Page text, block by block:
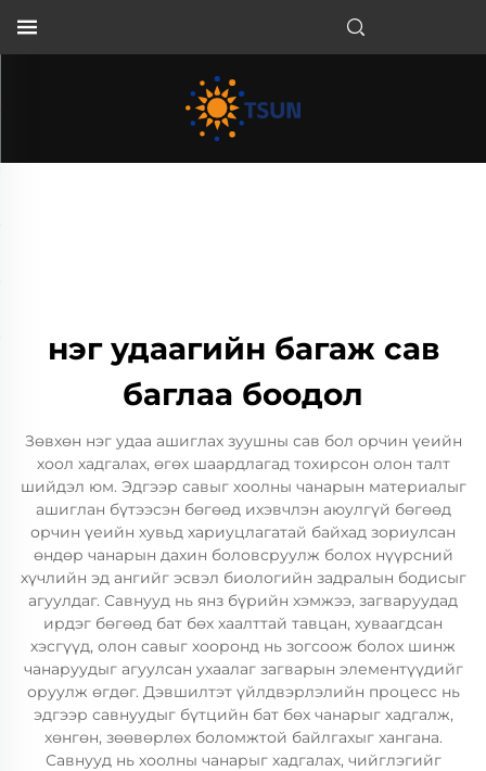
нэг удаагийн багаж сав
баглаа боодол
Зөвхөн нэг удаа ашиглах зуушны сав бол орчин үеийн
хоол хадгалах, өгөх шаардлагад тохирсон олон талт
шийдэл юм. Эдгээр савыг хоолны чанарын материалыг
ашиглан бүтээсэн бөгөөд ихэвчлэн аюулгүй бөгөөд
орчин үеийн хувьд хариуцлагатай байхад зориулсан
өндөр чанарын дахин боловсруулж болох нүүрсний
хүчлийн эд ангийг эсвэл биологийн задралын бодисыг
агуулдаг. Савнууд нь янз бүрийн хэмжээ, загваруудад
ирдэг бөгөөд бат бөх хаалттай тавцан, хуваагдсан
хэсгүүд, олон савыг хооронд нь зогсоож болох шинж
чанаруудыг агуулсан ухаалаг загварын элементүүдийг
оруулж өгдөг. Дэвшилтэт үйлдвэрлэлийн процесс нь
эдгээр савнуудыг бүтцийн бат бөх чанарыг хадгалж,
хөнгөн, зөөвөрлөх боломжтой байлгахыг хангана.
Савнууд нь хоолны чанарыг хадгалах, чийглэгийг